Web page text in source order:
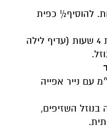
לצנן 10 דקות. להוסיף½ כפית
לכסות ולהשרות לפחות 4 שעות (עדיף לילה
תבנית רינג 24 ס״מ עם נייר אפייה
בנוזל השזיפים,